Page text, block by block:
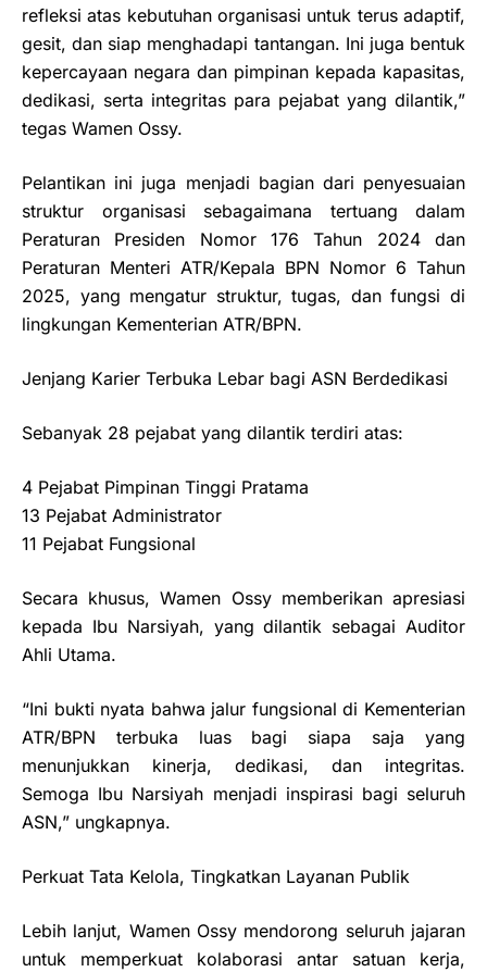
refleksi atas kebutuhan organisasi untuk terus adaptif,
gesit, dan siap menghadapi tantangan. Ini juga bentuk
kepercayaan negara dan pimpinan kepada kapasitas,
dedikasi, serta integritas para pejabat yang dilantik,”
tegas Wamen Ossy.
Pelantikan ini juga menjadi bagian dari penyesuaian
struktur organisasi sebagaimana tertuang dalam
Peraturan Presiden Nomor 176 Tahun 2024 dan
Peraturan Menteri ATR/Kepala BPN Nomor 6 Tahun
2025, yang mengatur struktur, tugas, dan fungsi di
lingkungan Kementerian ATR/BPN.
Jenjang Karier Terbuka Lebar bagi ASN Berdedikasi
Sebanyak 28 pejabat yang dilantik terdiri atas:
4 Pejabat Pimpinan Tinggi Pratama
13 Pejabat Administrator
11 Pejabat Fungsional
Secara khusus, Wamen Ossy memberikan apresiasi
kepada Ibu Narsiyah, yang dilantik sebagai Auditor
Ahli Utama.
“Ini bukti nyata bahwa jalur fungsional di Kementerian
ATR/BPN terbuka luas bagi siapa saja yang
menunjukkan kinerja, dedikasi, dan integritas.
Semoga Ibu Narsiyah menjadi inspirasi bagi seluruh
ASN,” ungkapnya.
Perkuat Tata Kelola, Tingkatkan Layanan Publik
Lebih lanjut, Wamen Ossy mendorong seluruh jajaran
untuk memperkuat kolaborasi antar satuan kerja,